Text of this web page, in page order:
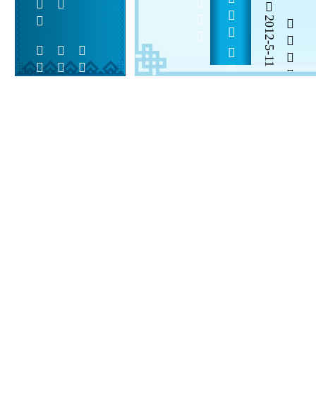
  
2012-5-11